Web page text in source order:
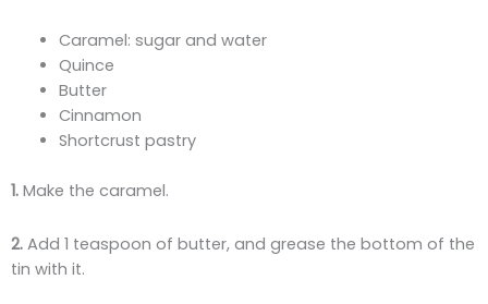
Caramel: sugar and water
Quince
Butter
Cinnamon
Shortcrust pastry
1. Make the caramel.
2. Add 1 teaspoon of butter, and grease the bottom of the
tin with it.